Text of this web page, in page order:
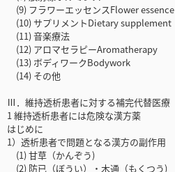
(9) フラワーエッセンスFlower essence
(10) サプリメントDietary supplement
(11) 音楽療法
(12) アロマセラピーAromatherapy
(13) ボディワークBodywork
(14) その他
Ⅲ．維持透析患者に対する補完代替医療
1 維持透析患者には危険な漢方薬
はじめに
1）透析患者で問題となる漢方の副作用
(1) 甘草（かんぞう)
(2) 防已（ぼうい）・木通（もくつう)